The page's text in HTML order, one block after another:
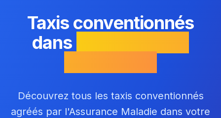
Taxis conventionnés
dans
Découvrez tous les taxis conventionnés
agréés par l'Assurance Maladie dans votre